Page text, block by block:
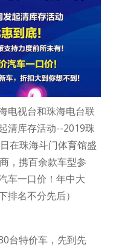
电视台和珠海电台联
清库存活动--2019珠
在珠海斗门体育馆盛
，携百余款车型参
车一口价！年中大
排名不分先后）
台特价车，先到先